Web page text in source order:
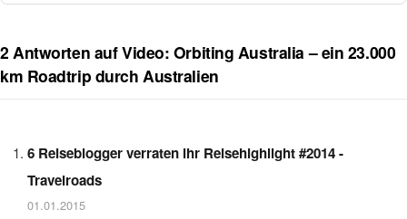
2 Antworten auf Video: Orbiting Australia – ein 23.000
km Roadtrip durch Australien
6 Reiseblogger verraten ihr Reisehighlight #2014 -
Travelroads
01.01.2015